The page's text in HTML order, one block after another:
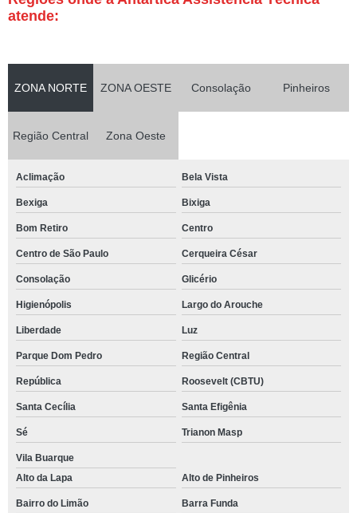
atende:
ZONA NORTE ZONA OESTE Consolação Pinheiros
Região Central Zona Oeste
Aclimação Bela Vista
Bexiga Bixiga
Bom Retiro Centro
Centro de São Paulo Cerqueira César
Consolação Glicério
Higienópolis Largo do Arouche
Liberdade Luz
Parque Dom Pedro Região Central
República Roosevelt (CBTU)
Santa Cecília Santa Efigênia
Sé Trianon Masp
Vila Buarque
Alto da Lapa
Alto de Pinheiros
Bairro do Limão Barra Funda